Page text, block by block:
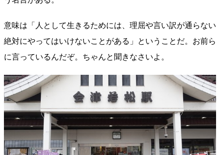
意味は「人として生きるためには、理屈や言い訳が通らない
絶対にやってはいけないことがある」ということだ。お前ら
に言っているんだぞ。ちゃんと聞きなさいよ。